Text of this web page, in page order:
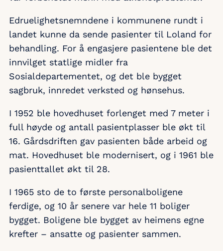
Edruelighetsnemndene i kommunene rundt i
landet kunne da sende pasienter til Loland for
behandling. For å engasjere pasientene ble det
innvilget statlige midler fra
Sosialdepartementet, og det ble bygget
sagbruk, innredet verksted og hønsehus.
I 1952 ble hovedhuset forlenget med 7 meter i
full høyde og antall pasientplasser ble økt til
16. Gårdsdriften gav pasienten både arbeid og
mat. Hovedhuset ble modernisert, og i 1961 ble
pasienttallet økt til 28.
I 1965 sto de to første personalboligene
ferdige, og 10 år senere var hele 11 boliger
bygget. Boligene ble bygget av heimens egne
krefter – ansatte og pasienter sammen.